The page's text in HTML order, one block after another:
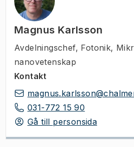
Magnus Karlsson
Avdelningschef, Fotonik,
nanovetenskap
Kontakt
031-772 15 90
Gå till personsida